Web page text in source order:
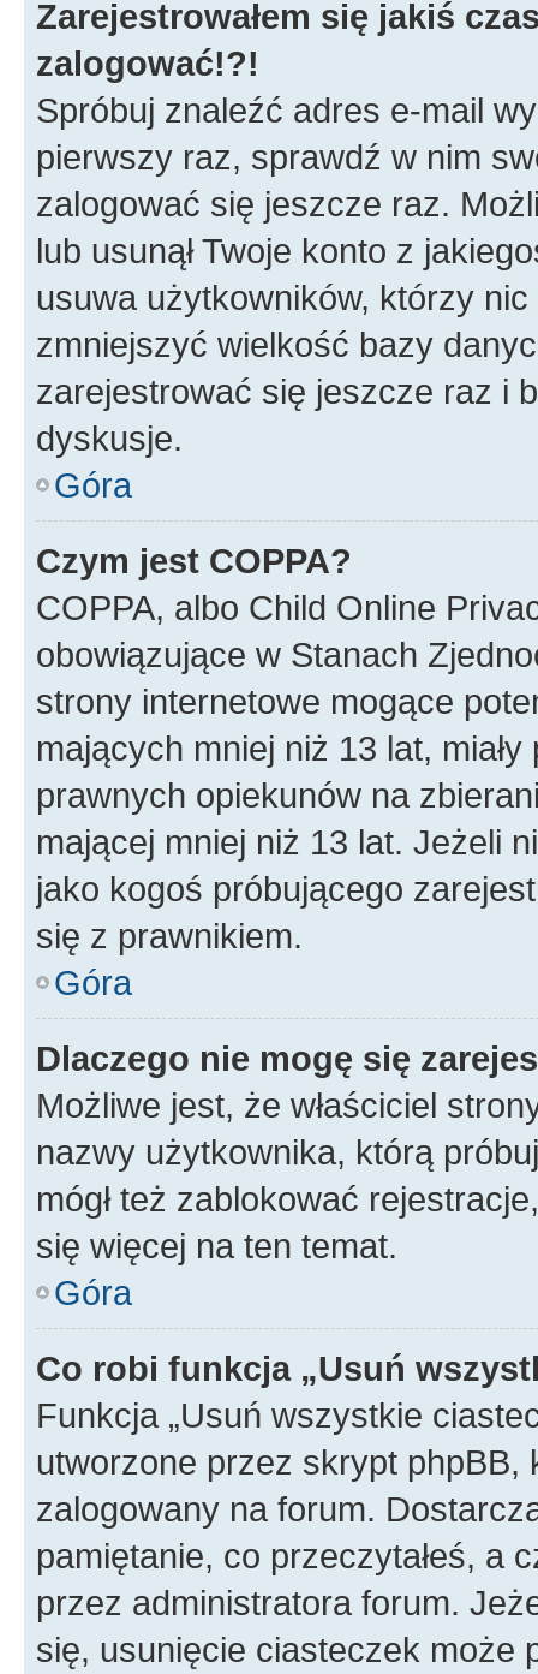
Zarejestrowałem się jakiś
zalogować!?!
Spróbuj znaleźć adres e-mail
pierwszy raz, sprawdź w nim
zalogować się jeszcze raz.
lub usunął Twoje konto z
usuwa użytkowników, którzy
zmniejszyć wielkość bazy
zarejestrować się jeszcze raz i
dyskusje.
Góra
Czym jest COPPA?
COPPA, albo Child Online
obowiązujące w Stanach
strony internetowe mogące
mających mniej niż 13 lat,
prawnych opiekunów na
mającej mniej niż 13 lat. Jeżeli
jako kogoś próbującego
się z prawnikiem.
Góra
Dlaczego nie mogę się
Możliwe jest, że właściciel
nazwy użytkownika, którą
mógł też zablokować
się więcej na ten temat.
Góra
Co robi funkcja „Usuń
Funkcja „Usuń wszystkie
utworzone przez skrypt
zalogowany na forum.
pamiętanie, co przeczytałeś, a
przez administratora forum.
się, usunięcie ciasteczek może